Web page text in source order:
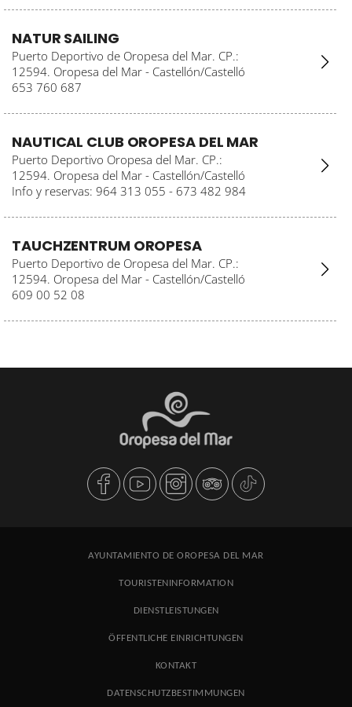
NATUR SAILING
Puerto Deportivo de Oropesa del Mar. CP.:
12594. Oropesa del Mar - Castellón/Castelló
653 760 687
NAUTICAL CLUB OROPESA DEL MAR
Puerto Deportivo Oropesa del Mar. CP.:
12594. Oropesa del Mar - Castellón/Castelló
Info y reservas: 964 313 055 - 673 482 984
TAUCHZENTRUM OROPESA
Puerto Deportivo de Oropesa del Mar. CP.:
12594. Oropesa del Mar - Castellón/Castelló
609 00 52 08
AYUNTAMIENTO DE OROPESA DEL MAR
TOURISTENINFORMATION
DIENSTLEISTUNGEN
ÖFFENTLICHE EINRICHTUNGEN
KONTAKT
DATENSCHUTZBESTIMMUNGEN